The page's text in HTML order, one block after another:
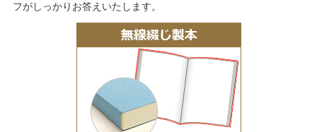
フがしっかりお答えいたします。